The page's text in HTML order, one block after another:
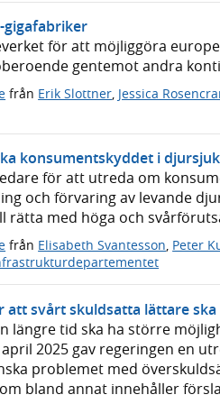
gigafabriker
för att möjliggöra
gentemot andra
från Erik Slottner, Jessica
konsumentskyddet i
för att utreda om
och förvaring av levande
rätta med höga och
från Elisabeth Svantesson, Peter
svårt skuldsatta lättare
längre tid ska ha större
2025 gav regeringen en
problemet med
bland annat innehåller